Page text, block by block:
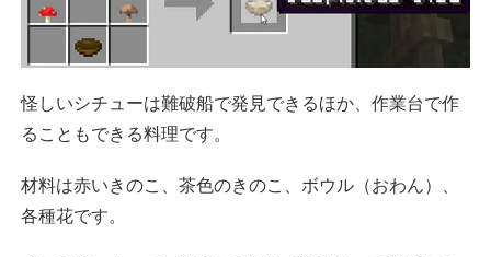
怪しいシチューは難破船で発見できるほか、作業台で作
ることもできる料理です。
材料は赤いきのこ、茶色のきのこ、ボウル（おわん）、
各種花です。